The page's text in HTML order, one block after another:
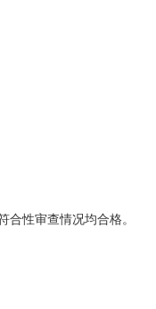
性审查情况均合格。